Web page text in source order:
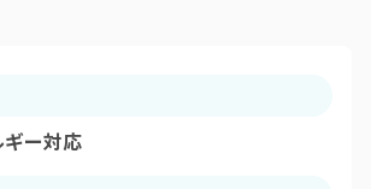
登録
きますので、登録用URLをクリックして
み・お支払い
法は銀行振込・クレジットカード、コン
ー対応